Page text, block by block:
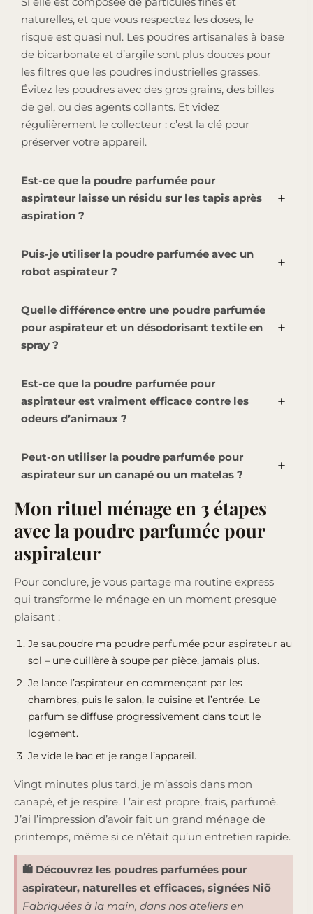
naturelles, et que vous respectez les doses, le
risque est quasi nul. Les poudres artisanales à base
de bicarbonate et d’argile sont plus douces pour
les filtres que les poudres industrielles grasses.
Évitez les poudres avec des gros grains, des billes
de gel, ou des agents collants. Et videz
régulièrement le collecteur : c’est la clé pour
préserver votre appareil.
Est-ce que la poudre parfumée pour
aspirateur laisse un résidu sur les tapis après
aspiration ?
Puis-je utiliser la poudre parfumée avec un
robot aspirateur ?
Quelle différence entre une poudre parfumée
pour aspirateur et un désodorisant textile en
spray ?
Est-ce que la poudre parfumée pour
aspirateur est vraiment efficace contre les
odeurs d’animaux ?
Peut-on utiliser la poudre parfumée pour
aspirateur sur un canapé ou un matelas ?
Mon rituel ménage en 3 étapes
avec la poudre parfumée pour
aspirateur
Pour conclure, je vous partage ma routine express
qui transforme le ménage en un moment presque
plaisant :
Je saupoudre ma poudre parfumée pour aspirateur au
sol – une cuillère à soupe par pièce, jamais plus.
Je lance l’aspirateur en commençant par les
chambres, puis le salon, la cuisine et l’entrée. Le
parfum se diffuse progressivement dans tout le
logement.
Je vide le bac et je range l’appareil.
Vingt minutes plus tard, je m’assois dans mon
canapé, et je respire. L’air est propre, frais, parfumé.
J’ai l’impression d’avoir fait un grand ménage de
printemps, même si ce n’était qu’un entretien rapide.
🛍️ Découvrez les poudres parfumées pour
aspirateur, naturelles et efficaces, signées Niõ
Fabriquées à la main, dans nos ateliers en